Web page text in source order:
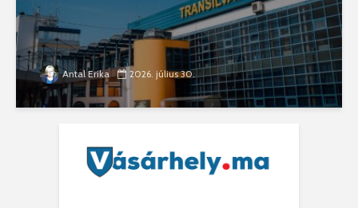
Antal Erika 2026. július 30.